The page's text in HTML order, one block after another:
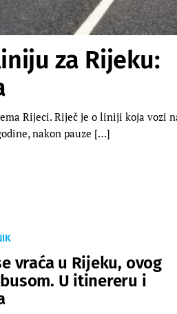
za Rijeku:
Rijeci. Riječ je o liniji koja vozi
nakon pauze […]
vraća u Rijeku, ovog
U itinereru i